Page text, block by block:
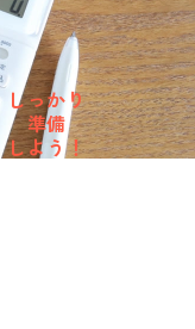
しっかり
準備
しよう！